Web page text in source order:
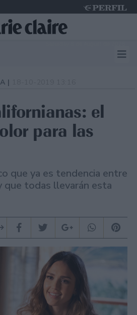
|
el
para las
que ya es tendencia entre
que todas llevarán esta